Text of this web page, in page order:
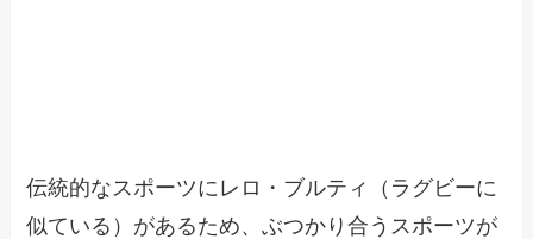
伝統的なスポーツにレロ・ブルティ（ラグビーに
似ている）があるため、ぶつかり合うスポーツが